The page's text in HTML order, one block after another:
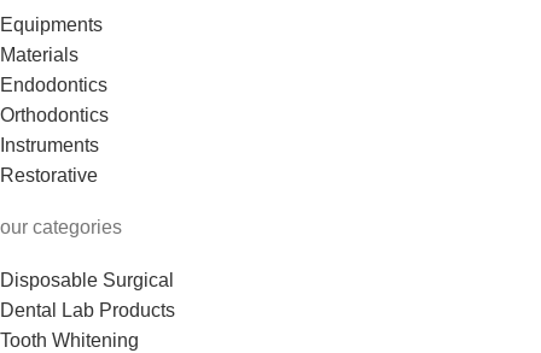
Equipments
Materials
Endodontics
Orthodontics
Instruments
Restorative
our categories
Disposable Surgical
Dental Lab Products
Tooth Whitening